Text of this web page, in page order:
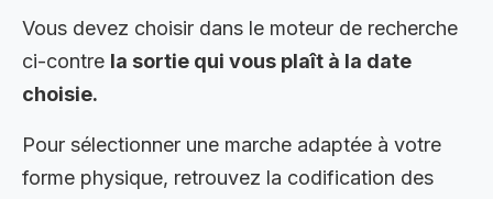
Vous devez choisir dans le moteur de recherche
ci-contre la sortie qui vous plaît à la date
choisie.
Pour sélectionner une marche adaptée à votre
forme physique, retrouvez la codification des